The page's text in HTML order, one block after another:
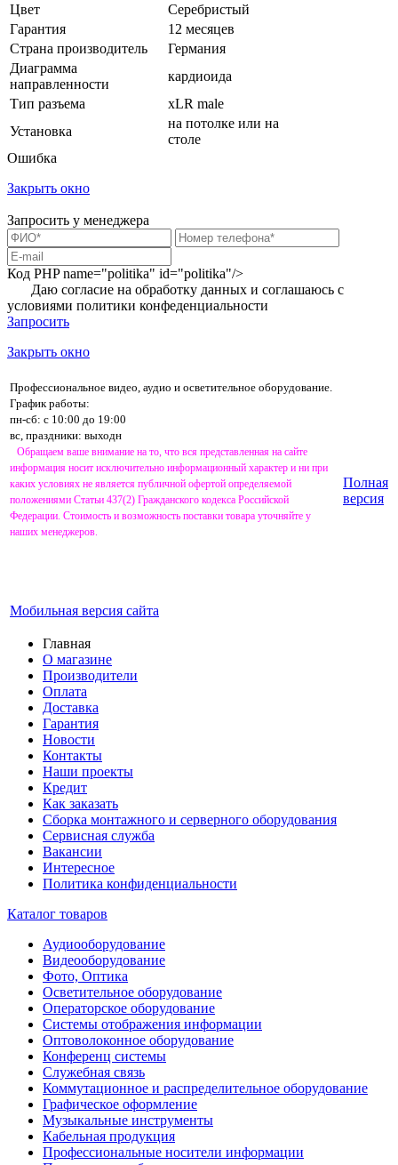
Цвет
Серебристый
Гарантия
12 месяцев
Страна производитель
Германия
Диаграмма
направленности
кардиоида
Тип разъема
xLR male
Установка
на потолке или на
столе
Ошибка
Закрыть окно
Запросить у менеджера
Код PHPname="politika" id="politika"/>
Даю согласие на обработку данных и соглашаюсь с
условиями политики конфеденциальности
Запросить
Закрыть окно
Профессиональное видео, аудио и осветительное оборудование.
График работы:
пн-сб: с 10:00 до 19:00
вс, праздники: выходн
Обращаем ваше внимание на то, что вся представленная на сайте
информация носит исключительно информационный характер и ни при
каких условиях не является публичной офертой определяемой
положениями Статьи 437(2) Гражданского кодекса Российской
Федерации. Стоимость и возможность поставки товара уточняйте у
наших менеджеров.
Мобильная версия сайта
Полная
версия
Главная
О магазине
Производители
Оплата
Доставка
Гарантия
Новости
Контакты
Наши проекты
Кредит
Как заказать
Сборка монтажного и серверного оборудования
Сервисная служба
Вакансии
Интересное
Политика конфиденциальности
Каталог товаров
Аудиооборудование
Видеооборудование
Фото, Оптика
Осветительное оборудование
Операторское оборудование
Системы отображения информации
Оптоволоконное оборудование
Конференц системы
Служебная связь
Коммутационное и распределительное оборудование
Графическое оформление
Музыкальные инструменты
Кабельная продукция
Профессиональные носители информации